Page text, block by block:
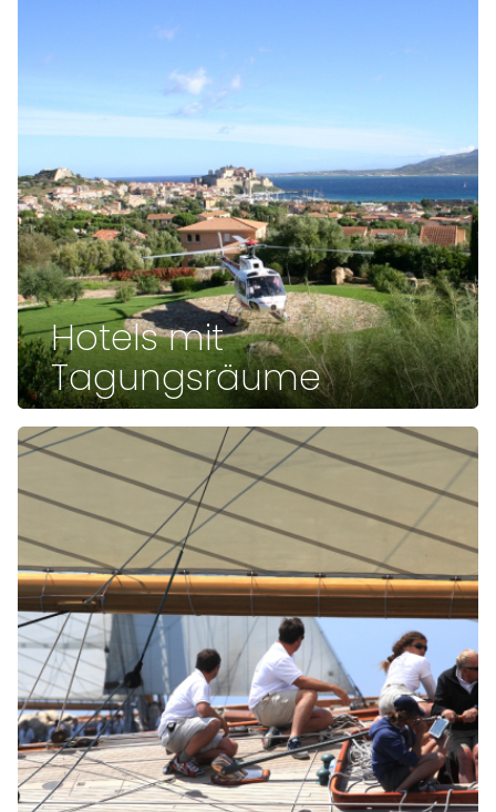
Hotels mit
Tagungsräume